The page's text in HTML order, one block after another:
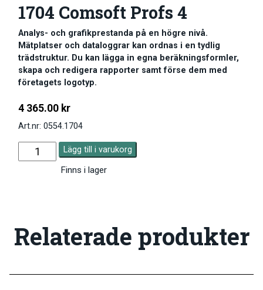
1704 Comsoft Profs 4
Analys- och grafikprestanda på en högre nivå.
Mätplatser och dataloggrar kan ordnas i en tydlig
trädstruktur. Du kan lägga in egna beräkningsformler,
skapa och redigera rapporter samt förse dem med
företagets logotyp.
4 365.00 kr
Art.nr: 0554.1704
Lägg till i varukorg
Finns i lager
Relaterade produkter